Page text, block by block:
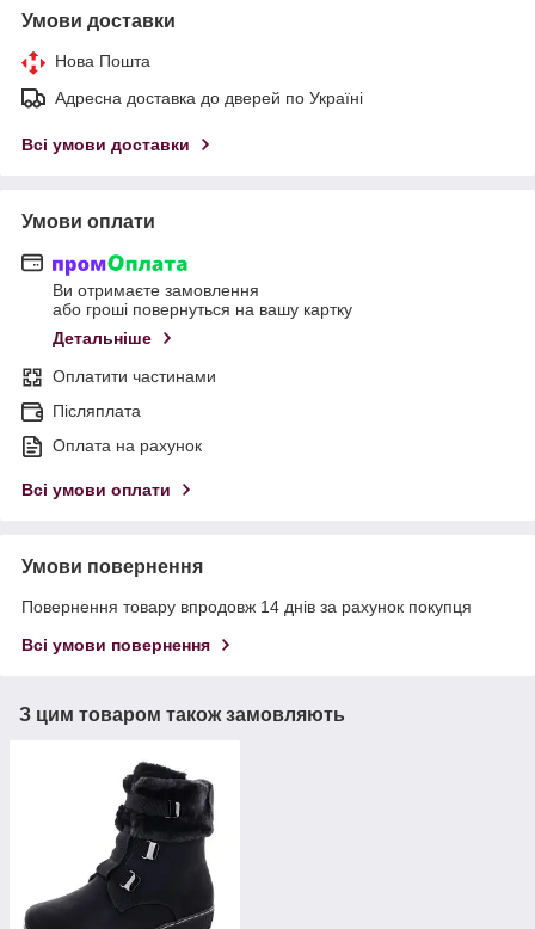
Умови доставки
Нова Пошта
Адресна доставка до дверей по Україні
Всі умови доставки
Умови оплати
Ви отримаєте замовлення
або гроші повернуться на вашу картку
Детальніше
Оплатити частинами
Післяплата
Оплата на рахунок
Всі умови оплати
Умови повернення
Повернення товару впродовж 14 днів за рахунок покупця
Всі умови повернення
З цим товаром також замовляють